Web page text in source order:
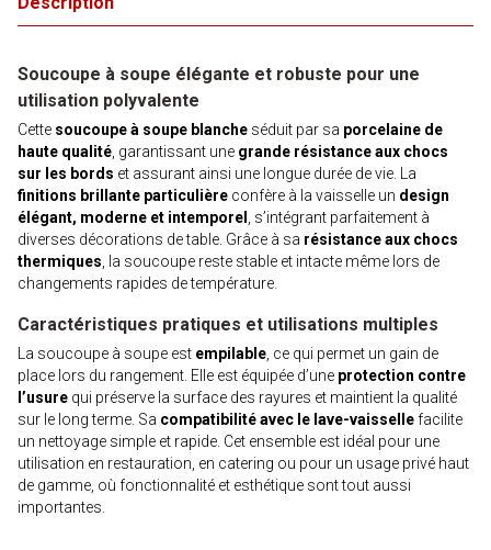
Soucoupe à soupe élégante et robuste pour une
utilisation polyvalente
Cette soucoupe à soupe blanche séduit par sa porcelaine de
haute qualité , garantissant une grande résistance aux chocs
sur les bords et assurant ainsi une longue durée de vie. La
finitions brillante particulière confère à la vaisselle un design
élégant, moderne et intemporel
, s’intégrant parfaitement à
diverses décorations de table. Grâce à sa résistance aux chocs
thermiques , la soucoupe reste stable et intacte même lors de
changements rapides de température.
Caractéristiques pratiques et utilisations multiples
La soucoupe à soupe est empilable , ce qui permet un gain de
place lors du rangement. Elle est équipée d’une protection contre
l’usure qui préserve la surface des rayures et maintient la qualité
sur le long terme. Sa compatibilité avec le lave-vaissellefacilite
un nettoyage simple et rapide. Cet ensemble est idéal pour une
utilisation en restauration, en catering ou pour un usage privé haut
de gamme, où fonctionnalité et esthétique sont tout aussi
importantes.